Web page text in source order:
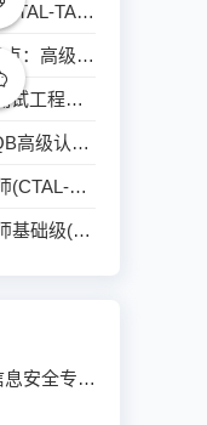
风险驱动测试：ISTQB CTAL-TA教你科学分配测试资源
ISTQB CTAL-TA核心考点：高级黑盒测试技术深度解析
敏捷与DevOps时代，测试工程师为什么还需要ISTQB认证
软件测试人必看：ISTQB高级认证如何助力职业跃迁
ISTQB®高级测试分析师(CTAL-TA)培训班
ISTQB®认证测试工程师基础级(CTFL)培训班
CISP注册信息安全专业人员认证培训班